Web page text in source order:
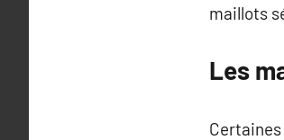
maillots
Les